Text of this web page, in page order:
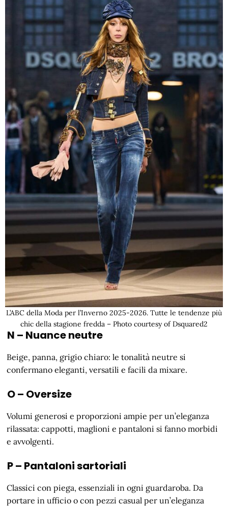
L’ABC della Moda per l’Inverno 2025-2026. Tutte le tendenze più
chic della stagione fredda – Photo courtesy of Dsquared2
N – Nuance neutre
Beige, panna, grigio chiaro: le tonalità neutre si
confermano eleganti, versatili e facili da mixare.
O – Oversize
Volumi generosi e proporzioni ampie per un’eleganza
rilassata: cappotti, maglioni e pantaloni si fanno morbidi
e avvolgenti.
P – Pantaloni sartoriali
Classici con piega, essenziali in ogni guardaroba. Da
portare in ufficio o con pezzi casual per un’eleganza